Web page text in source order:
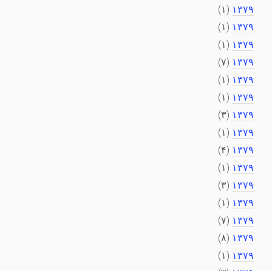
۱۳۷۹ (۱)
۱۳۷۹ (۱)
۱۳۷۹ (۱)
۱۳۷۹ (۷)
۱۳۷۹ (۱)
۱۳۷۹ (۱)
۱۳۷۹ (۳)
۱۳۷۹ (۱)
۱۳۷۹ (۴)
۱۳۷۹ (۱)
۱۳۷۹ (۳)
۱۳۷۹ (۱)
۱۳۷۹ (۷)
۱۳۷۹ (۸)
۱۳۷۹ (۱)